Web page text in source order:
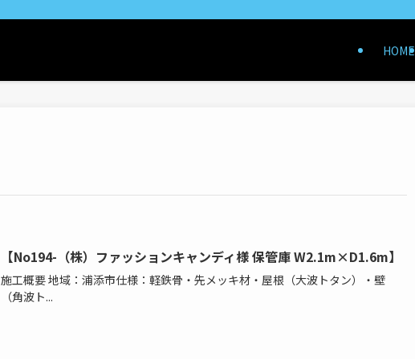
HOME
【No194-（株）ファッションキャンディ様 保管庫 W2.1m×D1.6m】
施工概要 地域：浦添市仕様：軽鉄骨・先メッキ材・屋根（大波トタン）・壁
（角波ト...